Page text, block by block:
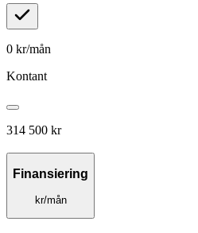
0 kr/mån
Kontant
314 500 kr
Finansiering
kr/mån